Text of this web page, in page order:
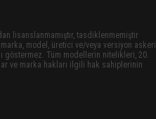
lisanslanmamıştır, tasdiklenmemiştir
model, üretici ve/veya versiyon askeri
göstermez. Tüm modellerin nitelikleri, 20.
ve marka hakları ilgili hak sahiplerinin